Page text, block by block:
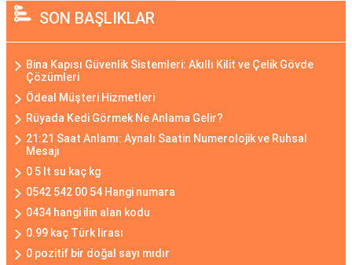
SON BAŞLIKLAR
Bina Kapısı Güvenlik Sistemleri: Akıllı Kilit ve Çelik Gövde
Çözümleri
Ödeal Müşteri Hizmetleri
Rüyada Kedi Görmek Ne Anlama Gelir?
21:21 Saat Anlamı: Aynalı Saatin Numerolojik ve Ruhsal
Mesajı
0 5 lt su kaç kg
0542 542 00 54 Hangi numara
0434 hangi ilin alan kodu
0.99 kaç Türk lirası
0 pozitif bir doğal sayı mıdır